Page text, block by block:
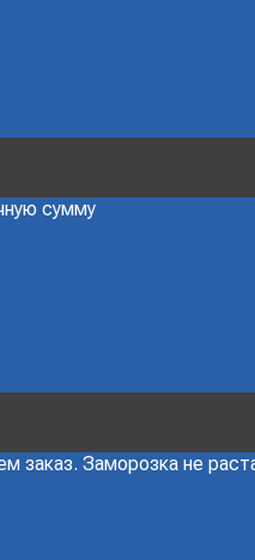
сумму
заказ. Заморозка не